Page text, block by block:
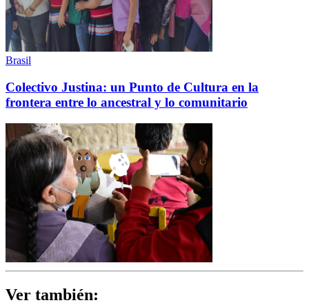
Brasil
Colectivo Justina: un Punto de Cultura en la
frontera entre lo ancestral y lo comunitario
Ver también: